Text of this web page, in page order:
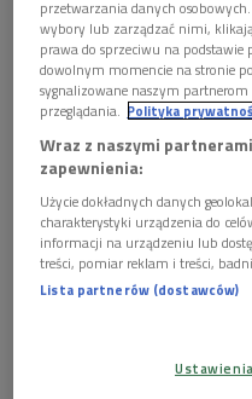
O Leopoldzie Tyrmandzie
publikacji Katarzyny Kwiatkowskiej
Ameryka", Wydawnictwo słowo/
Dla jednych - wesołek,
skarpetki. Dla drugich -
przekonaniom bez względu
sposób dokładny. Według
przetwarzania danych
wybory lub zarządzać nimi,
prawa do sprzeciwu na
dowolnym momencie na stronie
sygnalizowane naszym
przeglądania. Polityka
Wraz z naszymi
zapewnienia:
Użycie dokładnych danych
charakterystyki urządzenia do
informacji na urządzeniu lub
treści, pomiar reklam i treści,
Lista partnerów (dostawców)